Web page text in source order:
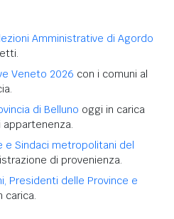
Amministrative di Agordo
Veneto 2026 con i comuni al
di Belluno oggi in carica
e Sindaci metropolitani del
di provenienza.
Presidenti delle Province e
carica.